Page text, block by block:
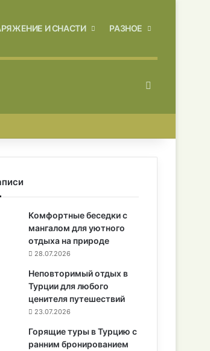
И СНАСТИ РАЗНОЕ
Комфортные беседки с
мангалом для уютного
отдыха на природе
28.07.2026
Неповторимый отдых в
Турции для любого
ценителя путешествий
23.07.2026
Горящие туры в Турцию с
ранним бронированием